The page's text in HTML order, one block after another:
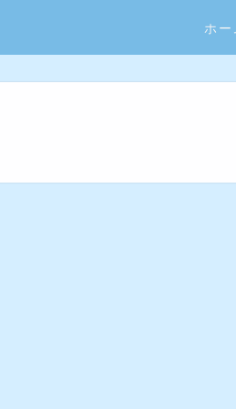
ホー